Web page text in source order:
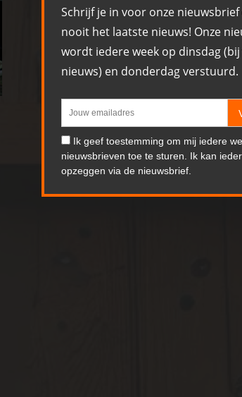
Schrijf je in voor onze nieuwsbrief
nooit het laatste nieuws! Onze
wordt iedere week op dinsdag (bij
nieuws) en donderdag verstuurd.
Ik geef toestemming om mij iedere
nieuwsbrieven toe te sturen. Ik kan
opzeggen via de nieuwsbrief.